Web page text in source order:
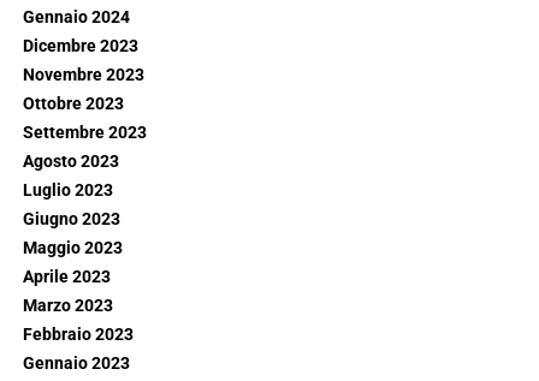
Gennaio 2024
Dicembre 2023
Novembre 2023
Ottobre 2023
Settembre 2023
Agosto 2023
Luglio 2023
Giugno 2023
Maggio 2023
Aprile 2023
Marzo 2023
Febbraio 2023
Gennaio 2023